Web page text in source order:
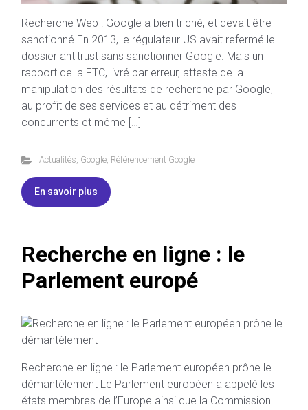
Recherche Web : Google a bien triché, et devait être
sanctionné En 2013, le régulateur US avait refermé le
dossier antitrust sans sanctionner Google. Mais un
rapport de la FTC, livré par erreur, atteste de la
manipulation des résultats de recherche par Google,
au profit de ses services et au détriment des
concurrents et même […]
Actualités, Google, Référencement Google
En savoir plus
Recherche en ligne : le
Parlement europé
Recherche en ligne : le Parlement européen prône le
démantèlement Le Parlement européen a appelé les
états membres de l’Europe ainsi que la Commission